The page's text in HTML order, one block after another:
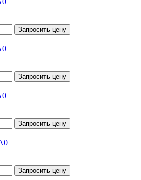
Запросить цену
Запросить цену
Запросить цену
Запросить цену